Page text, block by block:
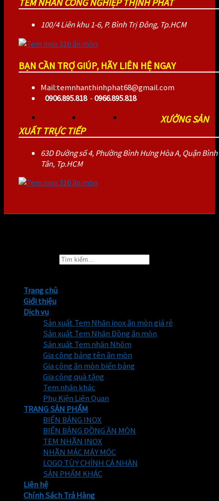
TEM NHÃN CÔNG NGHIỆP THỊNH PHÁT
100/4 Liên khu 1-6, P. Bình Trị Đông, Tp.HCM
BẠN CẦN TRỢ GIÚP, HÃY LIÊN HỆ NGAY
Mail:temnhanthinhphat68@gmail.com
0906.895.818 -0966.895.818
XƯỞNG SẢN
XUẤT TRỰC TIẾP
63D Đường số 4, Phường Bình Hưng Hòa A, Quận Bình
Tân, Tp.HCM
Trang chủ
Giới thiệu
Dịch vụ
Sản xuất Tem Nhãn inox ăn mòn giá rẻ
Sản xuất Tem Nhãn Đồng ăn mòn
Sản xuất Tem nhãn Nhôm
Gia công bảng tên ăn mòn
Gia công ăn mòn biển bảng
Gia công quà tặng
Tem nhãn khác
Phụ Kiện Liên Quan
TRANG SẢN PHẨM
BIỂN BẢNG INOX
BIỂN BẢNG ĐỒNG ĂN MÒN
TEM NHÃN INOX
NHÃN MÁC MÁY MÓC
LOGO TÙY CHỈNH CÁ NHÂN
SẢN PHẨM KHÁC
Liên hệ
Chính Sách Trả Hàng